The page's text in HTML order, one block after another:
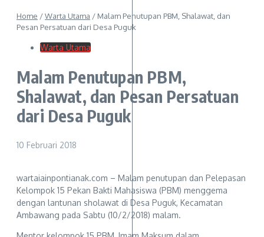
Home /Warta Utama / Malam Penutupan PBM, Shalawat, dan
Pesan Persatuan dari Desa Puguk
Warta Utama
Malam Penutupan PBM,
Shalawat, dan Pesan Persatuan
dari Desa Puguk
10 Februari 2018
wartaiainpontianak.com – Malam penutupan dan Pelepasan
Kelompok 15 Pekan Bakti Mahasiswa (PBM) menggema
dengan lantunan sholawat di Desa Puguk, Kecamatan
Ambawang pada Sabtu (10/2/2018) malam.